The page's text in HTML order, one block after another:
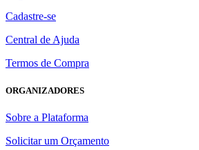
Cadastre-se
Central de Ajuda
Termos de Compra
ORGANIZADORES
Sobre a Plataforma
Solicitar um Orçamento